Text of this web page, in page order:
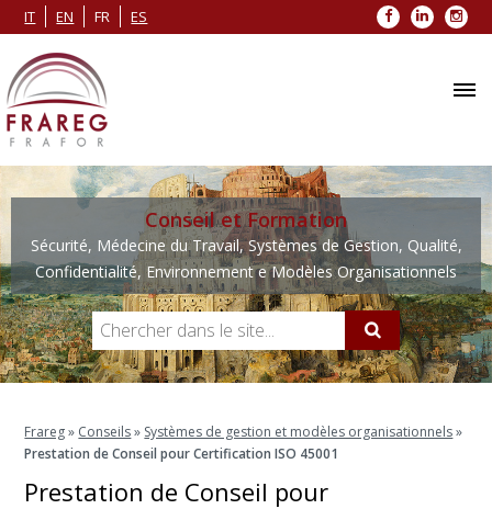
IT EN FR ES Facebook
LinkedIn
Conseil et Formation
Sécurité, Médecine du Travail, Systèmes de Gestion, Qualité,
Confidentialité, Environnement e Modèles Organisationnels
Frareg» Conseils» Systèmes de gestion et modèles organisationnels»
Prestation de Conseil pour Certification ISO 45001
Prestation de Conseil pour